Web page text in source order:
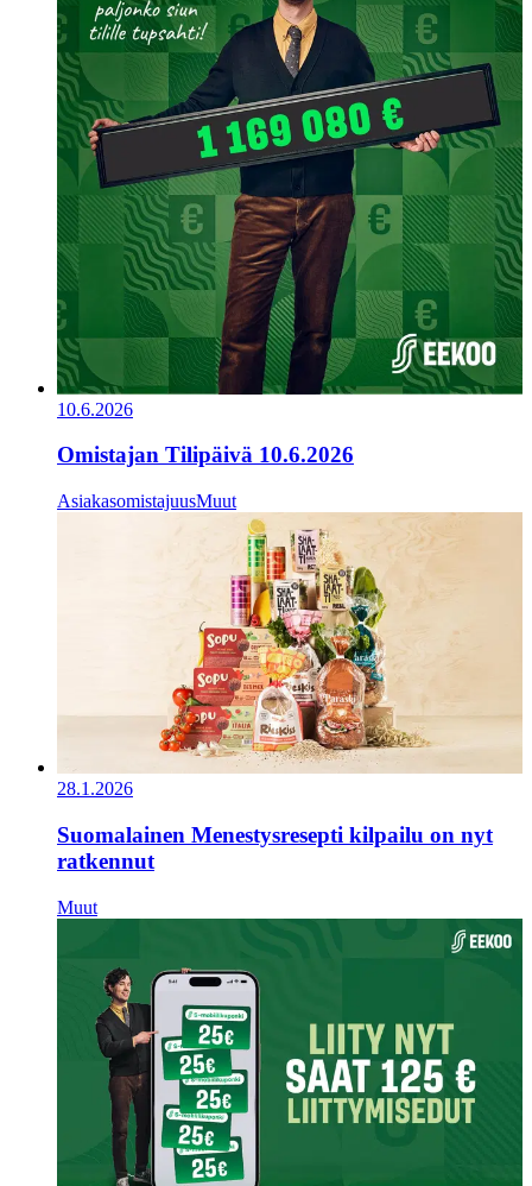
10.6.2026
Omistajan Tilipäivä 10.6.2026
AsiakasomistajuusMuut
28.1.2026
Suomalainen Menestysresepti kilpailu on nyt
ratkennut
Muut